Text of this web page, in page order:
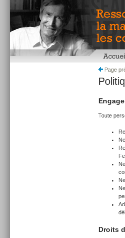
Page
Toute
Droits